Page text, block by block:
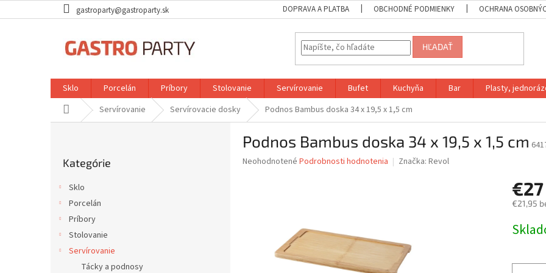
na
gastroparty@gastroparty.sk DOPRAVA A PLATBA OBCHODNÉ PODMIENKY OCHRANA
HĽADAŤ
Sklo Porcelán Príbory Stolovanie Servírovanie Bufet Kuchyňa Bar Plasty,
DomovServírovanie Servírovacie dosky Podnos Bambus doska 34 x 19,5 x 1,5 cm
kategórie
Kategórie
Sklo
Porcelán
Príbory
Stolovanie
Servírovanie
Tácky a podnosy
Podnos Bambus doska 34 x 19,5 x 1,5 cm
Priemerné
hviezdičiek.
Neohodnotené Podrobnosti hodnotenia Značka: Revol
€27
€21,95
cena: